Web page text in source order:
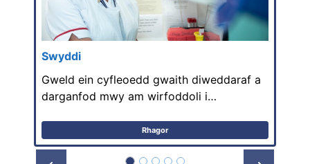
Swyddi
Gweld ein cyfleoedd gwaith diweddaraf a
darganfod mwy am wirfoddoli i…
Rhagor